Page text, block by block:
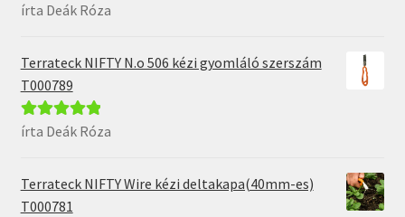
Értékelés: 5/
írta Deák Róza
Terrateck NIFTY N.o 506 kézi gyomláló szerszám
T000789
Értékelés: 5/
írta Deák Róza
Terrateck NIFTY Wire kézi deltakapa(40mm-es)
T000781